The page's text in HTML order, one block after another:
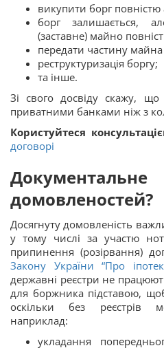
викупити борг повністю
борг залишається,
(заставне) майно
передати частину майна
реструктуризація боргу;
та інше.
Зі свого досвіду скажу,
приватними банками ніж з
Користуйтеся
договорі
домовленостей?
Досягнуту домовленість
у тому числі за участю
припинення (розірвання)
Закону України “Про
державні реєстри не
для боржника підставою,
оскільки без реєстрів
наприклад:
укладання